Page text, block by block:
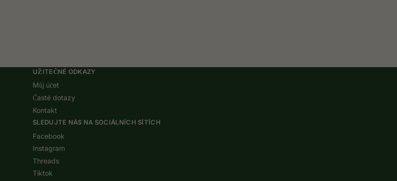
UŽITEČNÉ ODKAZY
Můj účet
Časté dotazy
Kontakt
SLEDUJTE NÁS NA SOCIÁLNÍCH SÍTÍCH
Facebook
Instagram
Threads
Tiktok